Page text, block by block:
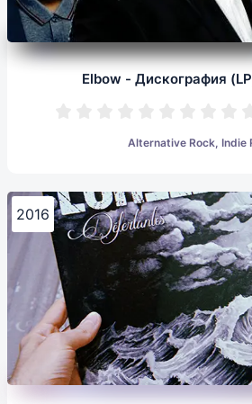
Elbow - Дискография
Alternative Rock, Indie
2016